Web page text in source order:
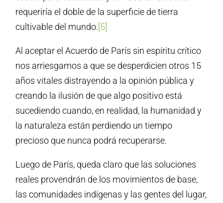
requeriría el doble de la superficie de tierra
cultivable del mundo.[5]
Al aceptar el Acuerdo de París sin espíritu crítico
nos arriesgamos a que se desperdicien otros 15
años vitales distrayendo a la opinión pública y
creando la ilusión de que algo positivo está
sucediendo cuando, en realidad, la humanidad y
la naturaleza están perdiendo un tiempo
precioso que nunca podrá recuperarse.
Luego de París, queda claro que las soluciones
reales provendrán de los movimientos de base,
las comunidades indígenas y las gentes del lugar,